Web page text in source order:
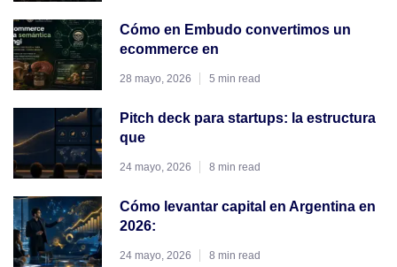
Cómo en Embudo convertimos un
ecommerce en
28 mayo, 2026 5 min read
Pitch deck para startups: la estructura
que
24 mayo, 2026 8 min read
Cómo levantar capital en Argentina en
2026:
24 mayo, 2026 8 min read